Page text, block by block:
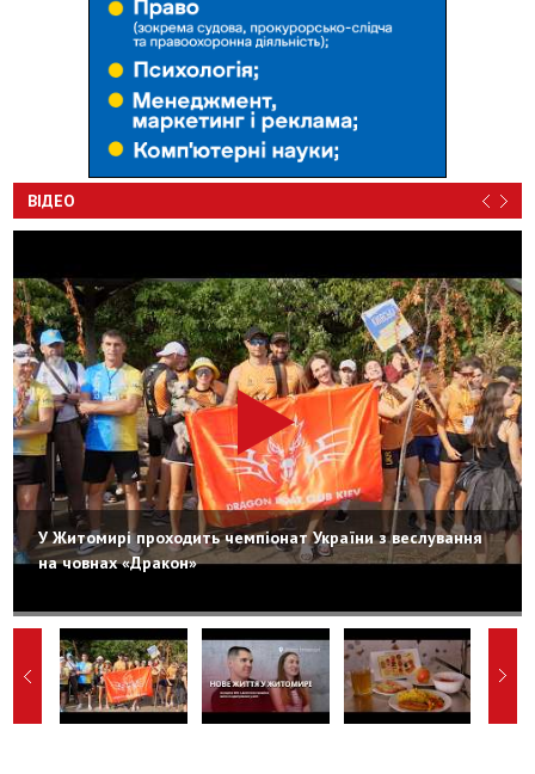
ВІДЕО
У Житомирі проходить чемпіонат України з веслування
на човнах «Дракон»